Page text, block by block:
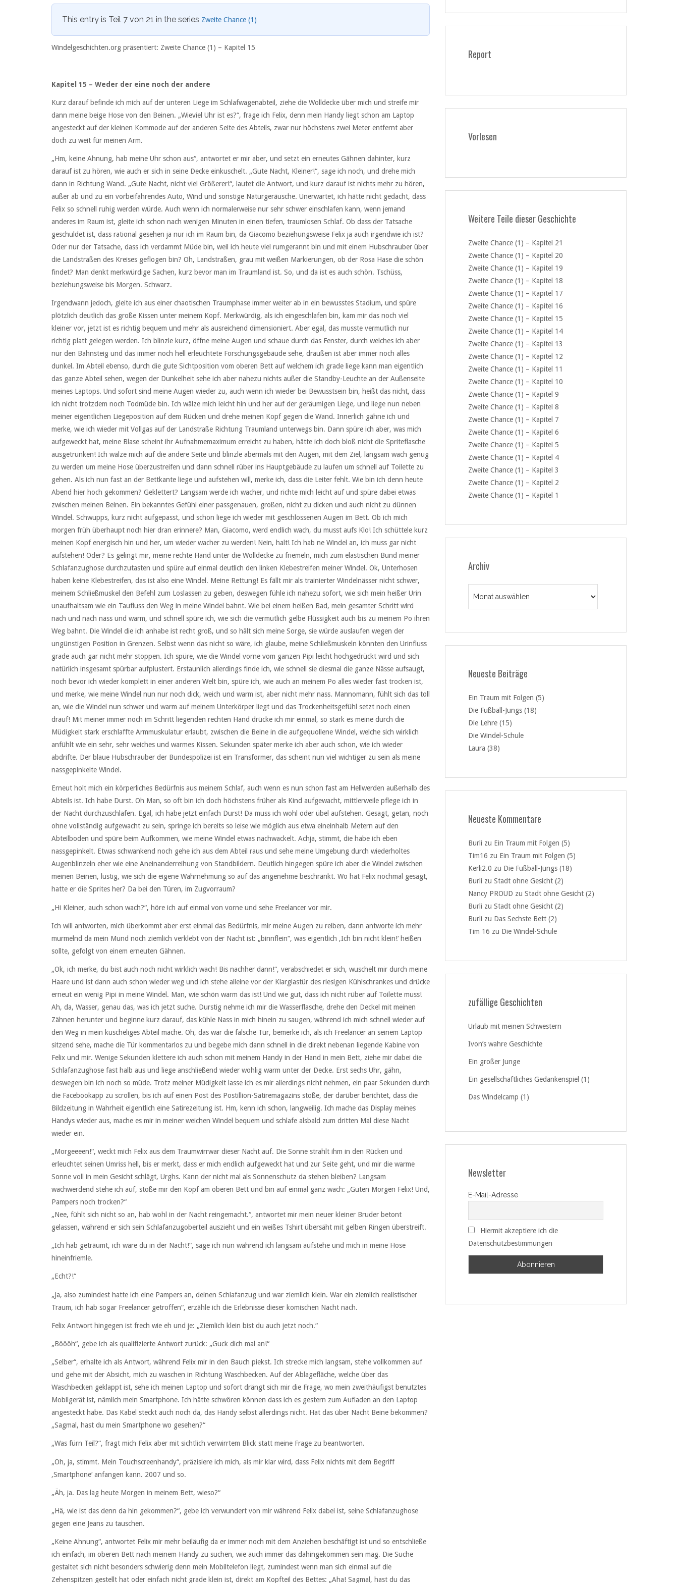
This entry is Teil 7 von 21 in the series Zweite Chance (1)
Windelgeschichten.org präsentiert: Zweite Chance (1) – Kapitel 15
Kapitel 15 – Weder der eine noch der andere
Kurz darauf befinde ich mich auf der unteren Liege im Schlafwagenabteil, ziehe die Wolldecke über mich und streife mir
dann meine beige Hose von den Beinen. „Wieviel Uhr ist es?“, frage ich Felix, denn mein Handy liegt schon am Laptop
angesteckt auf der kleinen Kommode auf der anderen Seite des Abteils, zwar nur höchstens zwei Meter entfernt aber
doch zu weit für meinen Arm.
„Hm, keine Ahnung, hab meine Uhr schon aus“, antwortet er mir aber, und setzt ein erneutes Gähnen dahinter, kurz
darauf ist zu hören, wie auch er sich in seine Decke einkuschelt. „Gute Nacht, Kleiner!“, sage ich noch, und drehe mich
dann in Richtung Wand. „Gute Nacht, nicht viel Größerer!“, lautet die Antwort, und kurz darauf ist nichts mehr zu hören,
außer ab und zu ein vorbeifahrendes Auto, Wind und sonstige Naturgeräusche. Unerwartet, ich hätte nicht gedacht, dass
Felix so schnell ruhig werden würde. Auch wenn ich normalerweise nur sehr schwer einschlafen kann, wenn jemand
anderes im Raum ist, gleite ich schon nach wenigen Minuten in einen tiefen, traumlosen Schlaf. Ob dass der Tatsache
geschuldet ist, dass rational gesehen ja nur ich im Raum bin, da Giacomo beziehungsweise Felix ja auch irgendwie ich ist?
Oder nur der Tatsache, dass ich verdammt Müde bin, weil ich heute viel rumgerannt bin und mit einem Hubschrauber über
die Landstraßen des Kreises geflogen bin? Oh, Landstraßen, grau mit weißen Markierungen, ob der Rosa Hase die schön
findet? Man denkt merkwürdige Sachen, kurz bevor man im Traumland ist. So, und da ist es auch schön. Tschüss,
beziehungsweise bis Morgen. Schwarz.
Irgendwann jedoch, gleite ich aus einer chaotischen Traumphase immer weiter ab in ein bewusstes Stadium, und spüre
plötzlich deutlich das große Kissen unter meinem Kopf. Merkwürdig, als ich eingeschlafen bin, kam mir das noch viel
kleiner vor, jetzt ist es richtig bequem und mehr als ausreichend dimensioniert. Aber egal, das musste vermutlich nur
richtig platt gelegen werden. Ich blinzle kurz, öffne meine Augen und schaue durch das Fenster, durch welches ich aber
nur den Bahnsteig und das immer noch hell erleuchtete Forschungsgebäude sehe, draußen ist aber immer noch alles
dunkel. Im Abteil ebenso, durch die gute Sichtposition vom oberen Bett auf welchem ich grade liege kann man eigentlich
das ganze Abteil sehen, wegen der Dunkelheit sehe ich aber nahezu nichts außer die Standby-Leuchte an der Außenseite
meines Laptops. Und sofort sind meine Augen wieder zu, auch wenn ich wieder bei Bewusstsein bin, heißt das nicht, dass
ich nicht trotzdem noch Todmüde bin. Ich wälze mich leicht hin und her auf der geräumigen Liege, und liege nun neben
meiner eigentlichen Liegeposition auf dem Rücken und drehe meinen Kopf gegen die Wand. Innerlich gähne ich und
merke, wie ich wieder mit Vollgas auf der Landstraße Richtung Traumland unterwegs bin. Dann spüre ich aber, was mich
aufgeweckt hat, meine Blase scheint ihr Aufnahmemaximum erreicht zu haben, hätte ich doch bloß nicht die Spriteflasche
ausgetrunken! Ich wälze mich auf die andere Seite und blinzle abermals mit den Augen, mit dem Ziel, langsam wach genug
zu werden um meine Hose überzustreifen und dann schnell rüber ins Hauptgebäude zu laufen um schnell auf Toilette zu
gehen. Als ich nun fast an der Bettkante liege und aufstehen will, merke ich, dass die Leiter fehlt. Wie bin ich denn heute
Abend hier hoch gekommen? Geklettert? Langsam werde ich wacher, und richte mich leicht auf und spüre dabei etwas
zwischen meinen Beinen. Ein bekanntes Gefühl einer passgenauen, großen, nicht zu dicken und auch nicht zu dünnen
Windel. Schwupps, kurz nicht aufgepasst, und schon liege ich wieder mit geschlossenen Augen im Bett. Ob ich mich
morgen früh überhaupt noch hier dran erinnere? Man, Giacomo, werd endlich wach, du musst aufs Klo! Ich schüttele kurz
meinen Kopf energisch hin und her, um wieder wacher zu werden! Nein, halt! Ich hab ne Windel an, ich muss gar nicht
aufstehen! Oder? Es gelingt mir, meine rechte Hand unter die Wolldecke zu friemeln, mich zum elastischen Bund meiner
Schlafanzughose durchzutasten und spüre auf einmal deutlich den linken Klebestreifen meiner Windel. Ok, Unterhosen
haben keine Klebestreifen, das ist also eine Windel. Meine Rettung! Es fällt mir als trainierter Windelnässer nicht schwer,
meinem Schließmuskel den Befehl zum Loslassen zu geben, deswegen fühle ich nahezu sofort, wie sich mein heißer Urin
unaufhaltsam wie ein Taufluss den Weg in meine Windel bahnt. Wie bei einem heißen Bad, mein gesamter Schritt wird
nach und nach nass und warm, und schnell spüre ich, wie sich die vermutlich gelbe Flüssigkeit auch bis zu meinem Po ihren
Weg bahnt. Die Windel die ich anhabe ist recht groß, und so hält sich meine Sorge, sie würde auslaufen wegen der
ungünstigen Position in Grenzen. Selbst wenn das nicht so wäre, ich glaube, meine Schließmuskeln könnten den Urinfluss
grade auch gar nicht mehr stoppen. Ich spüre, wie die Windel vorne vom ganzen Pipi leicht hochgedrückt wird und sich
natürlich insgesamt spürbar aufplustert. Erstaunlich allerdings finde ich, wie schnell sie diesmal die ganze Nässe aufsaugt,
noch bevor ich wieder komplett in einer anderen Welt bin, spüre ich, wie auch an meinem Po alles wieder fast trocken ist,
und merke, wie meine Windel nun nur noch dick, weich und warm ist, aber nicht mehr nass. Mannomann, fühlt sich das toll
an, wie die Windel nun schwer und warm auf meinem Unterkörper liegt und das Trockenheitsgefühl setzt noch einen
drauf! Mit meiner immer noch im Schritt liegenden rechten Hand drücke ich mir einmal, so stark es meine durch die
Müdigkeit stark erschlaffte Armmuskulatur erlaubt, zwischen die Beine in die aufgequollene Windel, welche sich wirklich
anfühlt wie ein sehr, sehr weiches und warmes Kissen. Sekunden später merke ich aber auch schon, wie ich wieder
abdrifte. Der blaue Hubschrauber der Bundespolizei ist ein Transformer, das scheint nun viel wichtiger zu sein als meine
nassgepinkelte Windel.
Erneut holt mich ein körperliches Bedürfnis aus meinem Schlaf, auch wenn es nun schon fast am Hellwerden außerhalb des
Abteils ist. Ich habe Durst. Oh Man, so oft bin ich doch höchstens früher als Kind aufgewacht, mittlerweile pflege ich in
der Nacht durchzuschlafen. Egal, ich habe jetzt einfach Durst! Da muss ich wohl oder übel aufstehen. Gesagt, getan, noch
ohne vollständig aufgewacht zu sein, springe ich bereits so leise wie möglich aus etwa eineinhalb Metern auf den
Abteilboden und spüre beim Aufkommen, wie meine Windel etwas nachwackelt. Achja, stimmt, die habe ich eben
nassgepinkelt. Etwas schwankend noch gehe ich aus dem Abteil raus und sehe meine Umgebung durch wiederholtes
Augenblinzeln eher wie eine Aneinanderreihung von Standbildern. Deutlich hingegen spüre ich aber die Windel zwischen
meinen Beinen, lustig, wie sich die eigene Wahrnehmung so auf das angenehme beschränkt. Wo hat Felix nochmal gesagt,
hatte er die Sprites her? Da bei den Türen, im Zugvorraum?
„Hi Kleiner, auch schon wach?“, höre ich auf einmal von vorne und sehe Freelancer vor mir.
Ich will antworten, mich überkommt aber erst einmal das Bedürfnis, mir meine Augen zu reiben, dann antworte ich mehr
murmelnd da mein Mund noch ziemlich verklebt von der Nacht ist: „binnflein“, was eigentlich ,Ich bin nicht klein!‘ heißen
sollte, gefolgt von einem erneuten Gähnen.
„Ok, ich merke, du bist auch noch nicht wirklich wach! Bis nachher dann!“, verabschiedet er sich, wuschelt mir durch meine
Haare und ist dann auch schon wieder weg und ich stehe alleine vor der Klarglastür des riesigen Kühlschrankes und drücke
erneut ein wenig Pipi in meine Windel. Man, wie schön warm das ist! Und wie gut, dass ich nicht rüber auf Toilette muss!
Ah, da, Wasser, genau das, was ich jetzt suche. Durstig nehme ich mir die Wasserflasche, drehe den Deckel mit meinen
Zähnen herunter und beginne kurz darauf, das kühle Nass in mich hinein zu saugen, während ich mich schnell wieder auf
den Weg in mein kuscheliges Abteil mache. Oh, das war die falsche Tür, bemerke ich, als ich Freelancer an seinem Laptop
sitzend sehe, mache die Tür kommentarlos zu und begebe mich dann schnell in die direkt nebenan liegende Kabine von
Felix und mir. Wenige Sekunden klettere ich auch schon mit meinem Handy in der Hand in mein Bett, ziehe mir dabei die
Schlafanzughose fast halb aus und liege anschließend wieder wohlig warm unter der Decke. Erst sechs Uhr, gähn,
deswegen bin ich noch so müde. Trotz meiner Müdigkeit lasse ich es mir allerdings nicht nehmen, ein paar Sekunden durch
die Facebookapp zu scrollen, bis ich auf einen Post des Postillion-Satiremagazins stoße, der darüber berichtet, dass die
Bildzeitung in Wahrheit eigentlich eine Satirezeitung ist. Hm, kenn ich schon, langweilig. Ich mache das Display meines
Handys wieder aus, mache es mir in meiner weichen Windel bequem und schlafe alsbald zum dritten Mal diese Nacht
wieder ein.
„Morgeeeen!“, weckt mich Felix aus dem Traumwirrwar dieser Nacht auf. Die Sonne strahlt ihm in den Rücken und
erleuchtet seinen Umriss hell, bis er merkt, dass er mich endlich aufgeweckt hat und zur Seite geht, und mir die warme
Sonne voll in mein Gesicht schlägt, Urghs. Kann der nicht mal als Sonnenschutz da stehen bleiben? Langsam
wachwerdend stehe ich auf, stoße mir den Kopf am oberen Bett und bin auf einmal ganz wach: „Guten Morgen Felix! Und,
Pampers noch trocken?“
„Nee, fühlt sich nicht so an, hab wohl in der Nacht reingemacht.“, antwortet mir mein neuer kleiner Bruder betont
gelassen, während er sich sein Schlafanzugoberteil auszieht und ein weißes Tshirt übersäht mit gelben Ringen überstreift.
„Ich hab geträumt, ich wäre du in der Nacht!“, sage ich nun während ich langsam aufstehe und mich in meine Hose
hineinfriemle.
„Echt?!“
„Ja, also zumindest hatte ich eine Pampers an, deinen Schlafanzug und war ziemlich klein. War ein ziemlich realistischer
Traum, ich hab sogar Freelancer getroffen“, erzähle ich die Erlebnisse dieser komischen Nacht nach.
Felix Antwort hingegen ist frech wie eh und je: „Ziemlich klein bist du auch jetzt noch.“
„Böööh“, gebe ich als qualifizierte Antwort zurück: „Guck dich mal an!“
„Selber“, erhalte ich als Antwort, während Felix mir in den Bauch piekst. Ich strecke mich langsam, stehe vollkommen auf
und gehe mit der Absicht, mich zu waschen in Richtung Waschbecken. Auf der Ablagefläche, welche über das
Waschbecken geklappt ist, sehe ich meinen Laptop und sofort drängt sich mir die Frage, wo mein zweithäufigst benutztes
Mobilgerät ist, nämlich mein Smartphone. Ich hätte schwören können dass ich es gestern zum Aufladen an den Laptop
angesteckt habe. Das Kabel steckt auch noch da, das Handy selbst allerdings nicht. Hat das über Nacht Beine bekommen?
„Sagmal, hast du mein Smartphone wo gesehen?“
„Was fürn Teil?“, fragt mich Felix aber mit sichtlich verwirrtem Blick statt meine Frage zu beantworten.
„Oh, ja, stimmt. Mein Touchscreenhandy“, präzisiere ich mich, als mir klar wird, dass Felix nichts mit dem Begriff
,Smartphone‘ anfangen kann. 2007 und so.
„Äh, ja. Das lag heute Morgen in meinem Bett, wieso?“
„Hä, wie ist das denn da hin gekommen?“, gebe ich verwundert von mir während Felix dabei ist, seine Schlafanzughose
gegen eine Jeans zu tauschen.
„Keine Ahnung“, antwortet Felix mir mehr beiläufig da er immer noch mit dem Anziehen beschäftigt ist und so entschließe
ich einfach, im oberen Bett nach meinem Handy zu suchen, wie auch immer das dahingekommen sein mag. Die Suche
gestaltet sich nicht besonders schwierig denn mein Mobiltelefon liegt, zumindest wenn man sich einmal auf die
Zehenspitzen gestellt hat oder einfach nicht grade klein ist, direkt am Kopfteil des Bettes: „Aha! Sagmal, hast du das
Report
Vorlesen
Weitere Teile dieser Geschichte
Zweite Chance (1) – Kapitel 21
Zweite Chance (1) – Kapitel 20
Zweite Chance (1) – Kapitel 19
Zweite Chance (1) – Kapitel 18
Zweite Chance (1) – Kapitel 17
Zweite Chance (1) – Kapitel 16
Zweite Chance (1) – Kapitel 15
Zweite Chance (1) – Kapitel 14
Zweite Chance (1) – Kapitel 13
Zweite Chance (1) – Kapitel 12
Zweite Chance (1) – Kapitel 11
Zweite Chance (1) – Kapitel 10
Zweite Chance (1) – Kapitel 9
Zweite Chance (1) – Kapitel 8
Zweite Chance (1) – Kapitel 7
Zweite Chance (1) – Kapitel 6
Zweite Chance (1) – Kapitel 5
Zweite Chance (1) – Kapitel 4
Zweite Chance (1) – Kapitel 3
Zweite Chance (1) – Kapitel 2
Zweite Chance (1) – Kapitel 1
Archiv
Neueste Beiträge
Ein Traum mit Folgen (5)
Die Fußball-Jungs (18)
Die Lehre (15)
Die Windel-Schule
Laura (38)
Neueste Kommentare
Burli zu Ein Traum mit Folgen (5)
Tim16 zu Ein Traum mit Folgen (5)
Kerli2.0 zu Die Fußball-Jungs (18)
Burli zu Stadt ohne Gesicht (2)
Nancy PROUD zu Stadt ohne Gesicht (2)
Burli zu Stadt ohne Gesicht (2)
Burli zu Das Sechste Bett (2)
Tim 16 zu Die Windel-Schule
zufällige Geschichten
Urlaub mit meinen Schwestern
Ivon’s wahre Geschichte
Ein großer Junge
Ein gesellschaftliches Gedankenspiel (1)
Das Windelcamp (1)
Newsletter
E-Mail-Adresse
Hiermit akzeptiere ich die
Datenschutzbestimmungen